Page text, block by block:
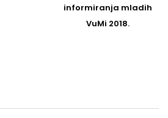
Post
informiranja mladih
VuMi 2018.